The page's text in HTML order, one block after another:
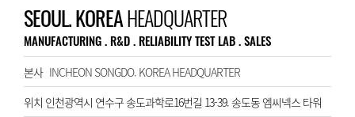
SEOUL. KOREAHEADQUARTER
MANUFACTURING . R&D . RELIABILITY TEST LAB . SALES
본사 INCHEON SONGDO. KOREA HEADQUARTER
위치 인천광역시 연수구 송도과학로16번길 13-39. 송도동 엠씨넥스 타워